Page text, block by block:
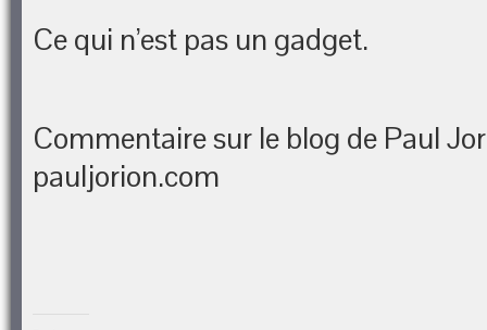
Ce qui n’est pas un gadget.
Commentaire sur le blog de Paul
pauljorion.com